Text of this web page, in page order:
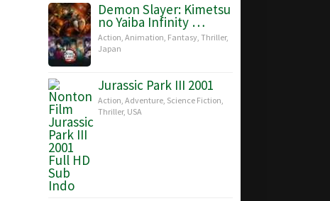
Demon Slayer: Kimetsu
no Yaiba Infinity …
Action, Animation, Fantasy, Thriller,
Japan
Jurassic Park III 2001
Action, Adventure, Science Fiction,
Thriller, USA